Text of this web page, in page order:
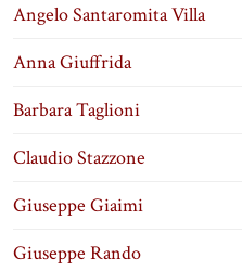
Angelo Santaromita Villa
Anna Giuffrida
Barbara Taglioni
Claudio Stazzone
Giuseppe Giaimi
Giuseppe Rando